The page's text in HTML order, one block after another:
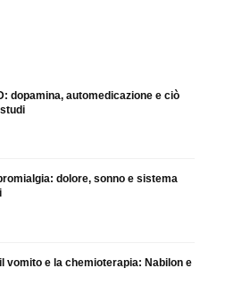
dopamina, automedicazione e ciò
dolore, sonno e sistema
vomito e la chemioterapia: Nabilon e